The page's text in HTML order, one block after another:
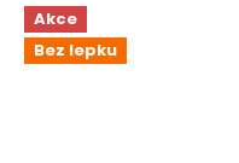
Akce
Bez lepku